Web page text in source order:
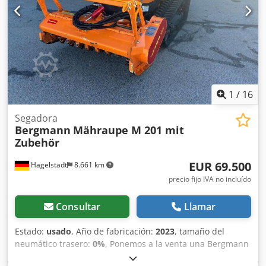
continuo: La máquina permite el llenado continuo por
parte de todos los usuarios. El conducto de alimentación
puede permanecer abierto durante el proceso de trabajo,
facilitando y acelerando la compactación de residuos.
1 / 16
Hagelstadt 8.661 km
Segadora
Bergmann Mähraupe M 201 mit
Zubehör
EUR 69.500
precio fijo IVA no incluído
Consultar Llamar
Estado: usado, Año de fabricación: 2023, tamaño del
neumático trasero: 0%, Ponemos a la venta una Bergmann
Raupe M 201 usada, año 2023, con aproximadamente 155